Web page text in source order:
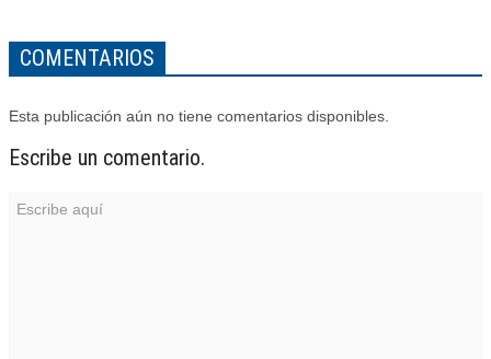
COMENTARIOS
Esta publicación aún no tiene comentarios disponibles.
Escribe un comentario.